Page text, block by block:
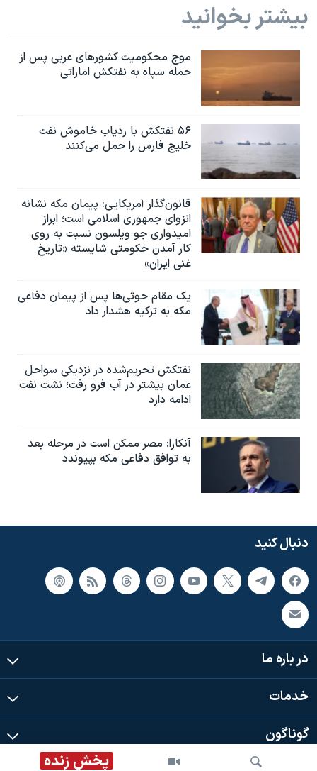
پخش زنده
بیشتر بخوانید
موج محکومیت کشورهای عربی پس از
حمله سپاه به نفتکش اماراتی
۵۶ نفتکش با ردیاب خاموش نفت
خلیج فارس را حمل می‌کنند
قانون‌گذار آمریکایی: پیمان مکه نشانه
انزوای جمهوری اسلامی است؛ ابراز
امیدواری جو ویلسون نسبت به روی
کار آمدن حکومتی شایسته «تاریخ
غنی ایران»
یک مقام حوثی‌ها پس از پیمان دفاعی
مکه به ترکیه هشدار داد
نفتکش تحریم‌شده در نزدیکی سواحل
عمان بیشتر در آب فرو رفت؛ نشت نفت
ادامه دارد
آنکارا: مصر ممکن است در مرحله بعد
به توافق دفاعی مکه بپیوندد
دنبال کنید
در باره ما
خدمات
گوناگون